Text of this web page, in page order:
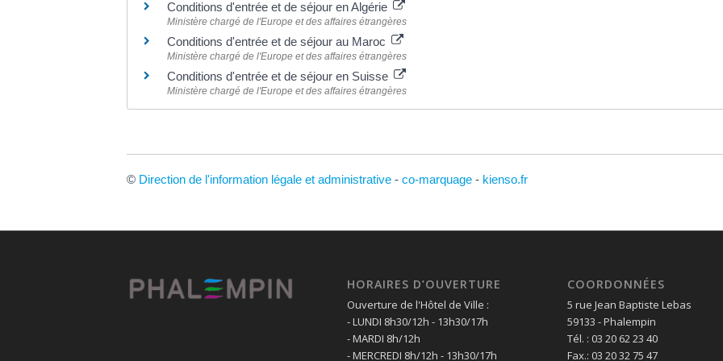
Conditions d'entrée et de séjour en Algérie
Ministère chargé de l'Europe et des affaires étrangères
Conditions d'entrée et de séjour au Maroc
Ministère chargé de l'Europe et des affaires étrangères
Conditions d'entrée et de séjour en Suisse
Ministère chargé de l'Europe et des affaires étrangères
© Direction de l'information légale et administrative - co-marquage - kienso.fr
HORAIRES D’OUVERTURE
Ouverture de l'Hôtel de Ville :
- LUNDI 8h30/12h - 13h30/17h
- MARDI 8h/12h
- MERCREDI 8h/12h - 13h30/17h
COORDONNÉES
5 rue Jean Baptiste Lebas
59133 - Phalempin
Tél. : 03 20 62 23 40
Fax.: 03 20 32 75 47